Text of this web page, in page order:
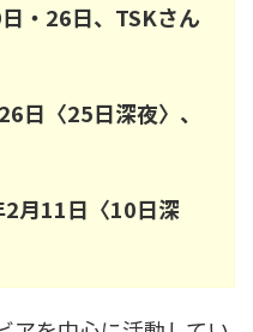
・26日、TSKさん
日〈25日深夜〉、
月11日〈10日深